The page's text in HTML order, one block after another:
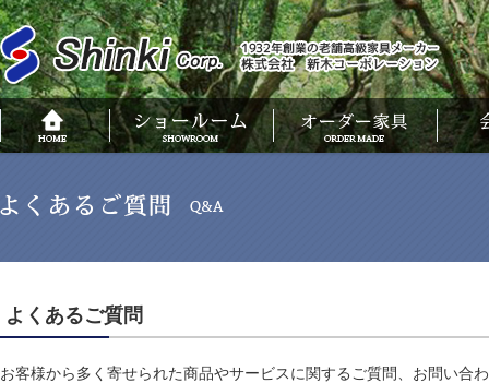
よくあるご質問
お客様から多く寄せられた商品やサービスに関するご質問、お問い合